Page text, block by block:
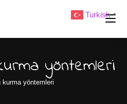
yöntemleri
kurma yöntemleri
Turkish ▼